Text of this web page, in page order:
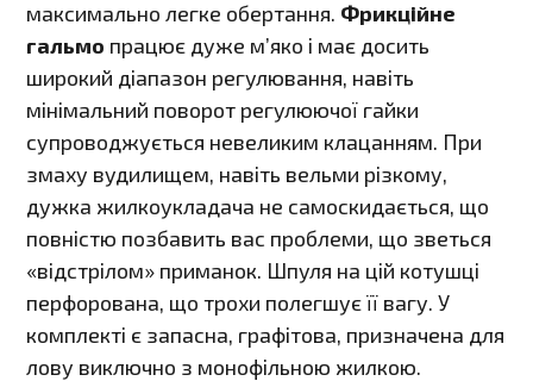
максимально легке обертання. Фрикційне
гальмо працює дуже м’яко і має досить
широкий діапазон регулювання, навіть
мінімальний поворот регулюючої гайки
супроводжується невеликим клацанням. При
змаху вудилищем, навіть вельми різкому,
дужка жилкоукладача не самоскидається, що
повністю позбавить вас проблеми, що зветься
«відстрілом» приманок. Шпуля на цій котушці
перфорована, що трохи полегшує її вагу. У
комплекті є запасна, графітова, призначена для
лову виключно з монофільною жилкою.